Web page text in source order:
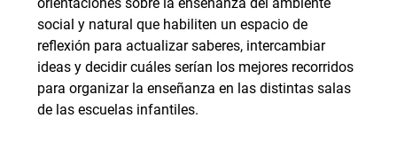
social y natural que habiliten un espacio de
reflexión para actualizar saberes, intercambiar
ideas y decidir cuáles serían los mejores recorridos
para organizar la enseñanza en las distintas salas
de las escuelas infantiles.